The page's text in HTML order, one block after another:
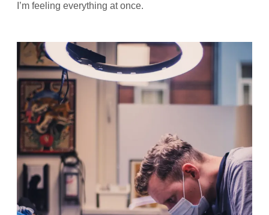
I’m feeling everything at once.